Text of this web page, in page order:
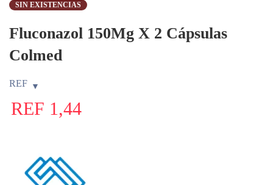
SIN EXISTENCIAS
Fluconazol 150Mg X 2 Cápsulas
Colmed
REF
REF 1,44